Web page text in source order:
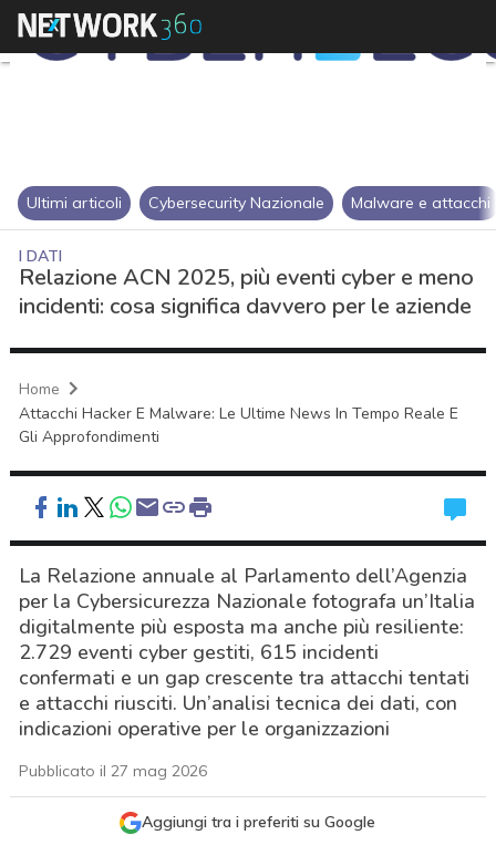
Ultimi articoli Cybersecurity Nazionale Malware e attacchi
I DATI
Relazione ACN 2025, più eventi cyber e meno
incidenti: cosa significa davvero per le aziende
Home
Attacchi Hacker E Malware: Le Ultime News In Tempo Reale E
Gli Approfondimenti
La Relazione annuale al Parlamento dell’Agenzia
per la Cybersicurezza Nazionale fotografa un’Italia
digitalmente più esposta ma anche più resiliente:
2.729 eventi cyber gestiti, 615 incidenti
confermati e un gap crescente tra attacchi tentati
e attacchi riusciti. Un’analisi tecnica dei dati, con
indicazioni operative per le organizzazioni
Pubblicato il 27 mag 2026
Aggiungi tra i preferiti su Google